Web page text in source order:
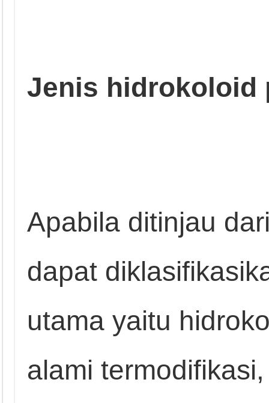
Jenis hidrokoloid
Apabila ditinjau
dapat
utama yaitu
alami